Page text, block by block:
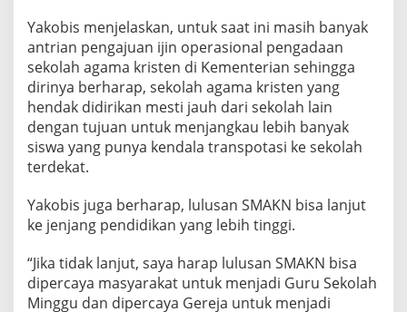
Yakobis menjelaskan, untuk saat ini masih banyak
antrian pengajuan ijin operasional pengadaan
sekolah agama kristen di Kementerian sehingga
dirinya berharap, sekolah agama kristen yang
hendak didirikan mesti jauh dari sekolah lain
dengan tujuan untuk menjangkau lebih banyak
siswa yang punya kendala transpotasi ke sekolah
terdekat.
Yakobis juga berharap, lulusan SMAKN bisa lanjut
ke jenjang pendidikan yang lebih tinggi.
“Jika tidak lanjut, saya harap lulusan SMAKN bisa
dipercaya masyarakat untuk menjadi Guru Sekolah
Minggu dan dipercaya Gereja untuk menjadi